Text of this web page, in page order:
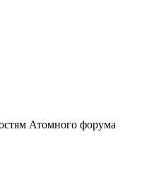
Атомного форума